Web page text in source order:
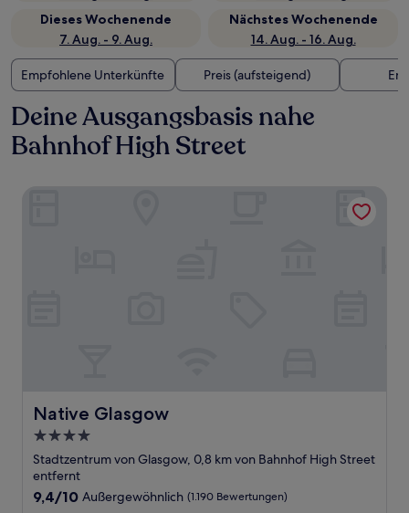
Dieses Wochenende
7. Aug. - 9. Aug.
Nächstes Wochenende
14. Aug. - 16. Aug.
Empfohlene Unterkünfte Preis (aufsteigend)
Deine Ausgangsbasis nahe
Bahnhof High Street
Native Glasgow
Native Glasgow
4.0-
Sterne-
Unterkunft
Stadtzentrum von Glasgow, 0,8 km von Bahnhof High Street
entfernt
9.4
9,4/10 Außergewöhnlich (1.190 Bewertungen)